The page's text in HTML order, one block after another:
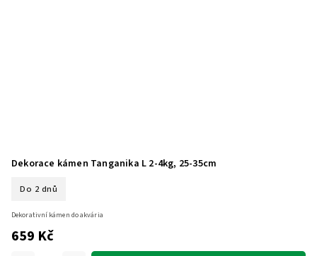
Dekorace kámen Tanganika L 2-4kg, 25-35cm
Do 2 dnů
659 Kč
Dekorativní kámen do akvária